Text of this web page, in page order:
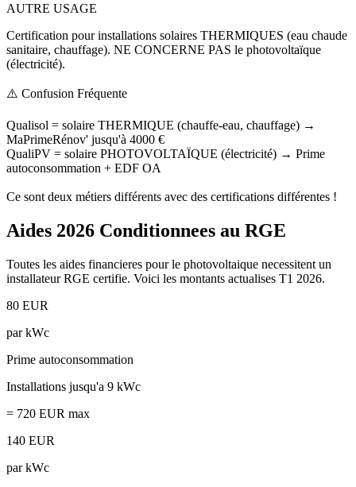
AUTRE USAGE
Certification pour installations solaires THERMIQUES (eau chaude
sanitaire, chauffage). NE CONCERNE PAS le photovoltaïque
(électricité).
⚠️ Confusion Fréquente
Qualisol = solaire THERMIQUE (chauffe-eau, chauffage) →
MaPrimeRénov' jusqu'à 4000 €
QualiPV = solaire PHOTOVOLTAÏQUE (électricité) → Prime
autoconsommation + EDF OA
Ce sont deux métiers différents avec des certifications différentes !
Aides 2026 Conditionnees au RGE
Toutes les aides financieres pour le photovoltaique necessitent un
installateur RGE certifie. Voici les montants actualises T1 2026.
80 EUR
par kWc
Prime autoconsommation
Installations jusqu'a 9 kWc
= 720 EUR max
140 EUR
par kWc